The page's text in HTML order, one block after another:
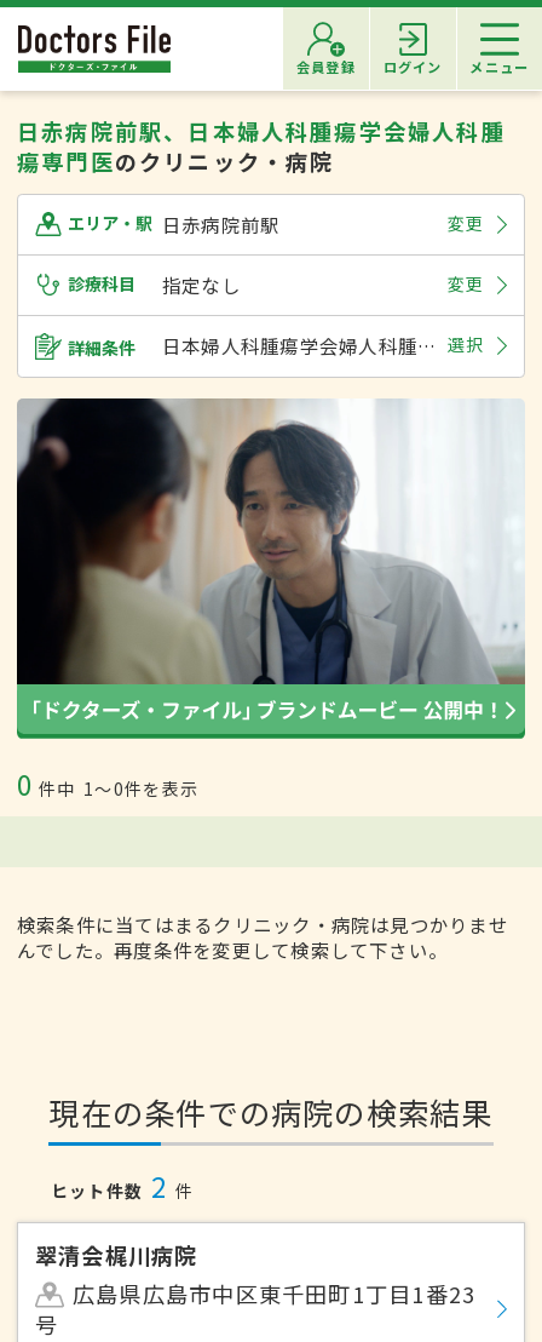
会員登録 ログイン メニュー
日赤病院前駅、日本婦人科腫瘍学会婦人科腫
瘍専門医のクリニック・病院
エリア・駅 日赤病院前駅 変更
診療科目 指定なし 変更
詳細条件 日本婦人科腫瘍学会婦人科腫瘍専門医 選択
0 件中 1〜0件を表示
検索条件に当てはまるクリニック・病院は見つかりませ
んでした。再度条件を変更して検索して下さい。
現在の条件での病院の検索結果
ヒット件数 2 件
翠清会梶川病院
広島県広島市中区東千田町1丁目1番23
号